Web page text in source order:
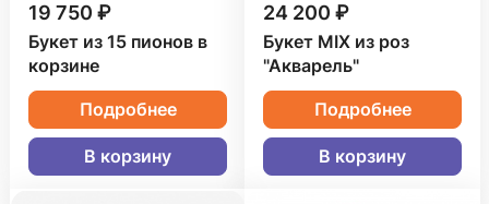
19 750 ₽
Букет из 15 пионов в
корзине
Подробнее
В корзину
24 200 ₽
Букет MIX из роз
"Акварель"
Подробнее
В корзину